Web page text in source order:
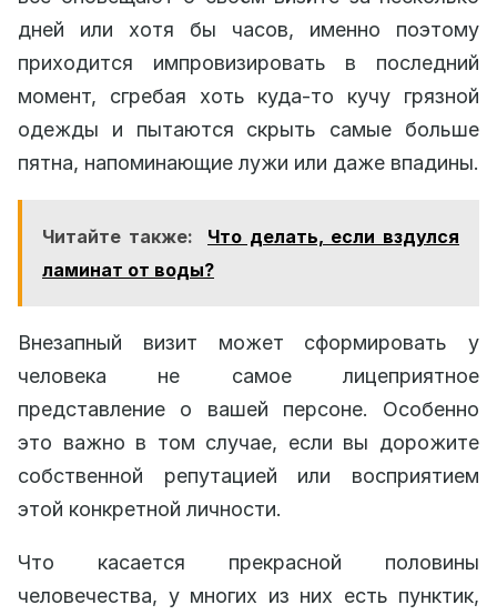
дней или хотя бы часов, именно поэтому
приходится импровизировать в последний
момент, сгребая хоть куда-то кучу грязной
одежды и пытаются скрыть самые больше
пятна, напоминающие лужи или даже впадины.
Читайте также:
Что делать, если вздулся
ламинат от воды?
Внезапный визит может сформировать у
человека не самое лицеприятное
представление о вашей персоне. Особенно
это важно в том случае, если вы дорожите
собственной репутацией или восприятием
этой конкретной личности.
Что касается прекрасной половины
человечества, у многих из них есть пунктик,